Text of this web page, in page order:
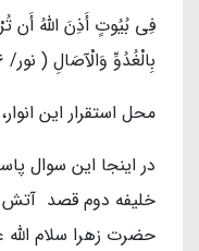
فِي بُيُوتٍ أَذِنَ اللَّهُ أَن
بِالْغُدُوِّ وَالْآصَالِ ( نور/ ٣٦)
محل استقرار اين
در اينجا اين سوال
خلیفه دوم قصد آتش
حضرت زهرا سلام